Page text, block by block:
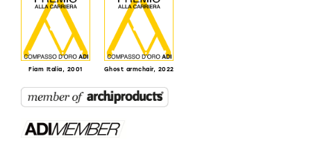
Fiam Italia, 2001 Ghost armchair, 2022